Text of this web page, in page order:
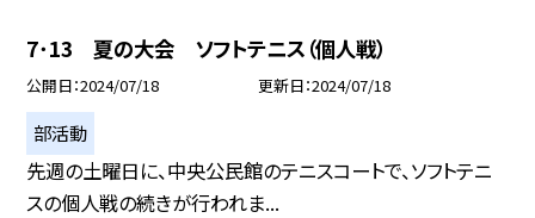
7･13 夏の大会 ソフトテニス（個人戦）
公開日 2024/07/18 更新日 2024/07/18
部活動
先週の土曜日に、中央公民館のテニスコートで、ソフトテニ
スの個人戦の続きが行われま...